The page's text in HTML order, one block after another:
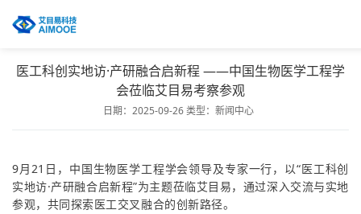
医工科创实地访·产研融合启新程 ——中国生物医学工程学
会莅临艾目易考察参观
日期：2025-09-26 类型： 新闻中心
9月21日，中国生物医学工程学会领导及专家一行，以“医工科创
实地访·产研融合启新程”为主题莅临艾目易，通过深入交流与实地
参观，共同探索医工交叉融合的创新路径。